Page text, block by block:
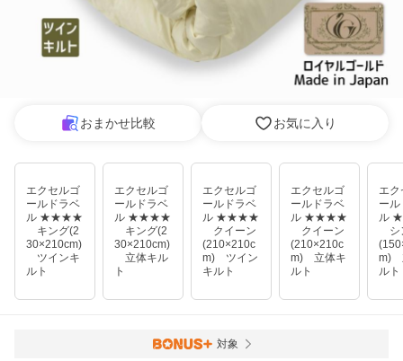
おまかせ比較 お気に入り
エクセルゴ
ールドラベ
ル ★★★★
キング(2
30×210cm)
ツインキ
ルト
エクセルゴ
ールドラベ
ル ★★★★
キング(2
30×210cm)
立体キル
ト
エクセルゴ
ールドラベ
ル ★★★★
クイーン
(210×210c
m) ツイン
キルト
エクセルゴ
ールドラベ
ル ★★★★
クイーン
(210×210c
m) 立体キ
ルト
エク
ール
ル
シ
m)
ルト
対象